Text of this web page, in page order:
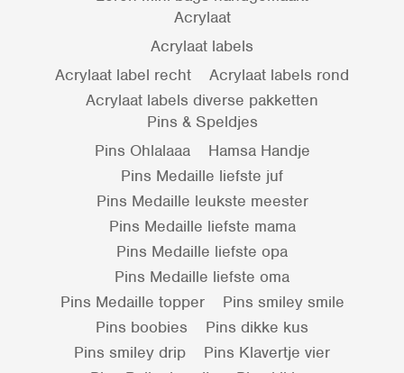
Acrylaat
Acrylaat labels
Acrylaat label recht
Acrylaat labels rond
Acrylaat labels diverse pakketten
Pins & Speldjes
Pins Ohlalaaa
Hamsa Handje
Pins Medaille liefste juf
Pins Medaille leukste meester
Pins Medaille liefste mama
Pins Medaille liefste opa
Pins Medaille liefste oma
Pins Medaille topper
Pins smiley smile
Pins boobies
Pins dikke kus
Pins smiley drip
Pins Klavertje vier